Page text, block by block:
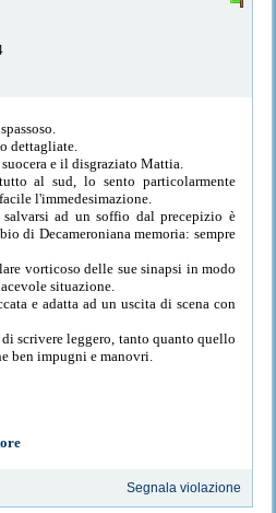
dettagliate.
e il disgraziato Mattia.
al sud, lo sento particolarmente
l'immedesimazione.
ad un soffio dal precepizio è
di Decameroniana memoria: sempre
vorticoso delle sue sinapsi in modo
situazione.
e adatta ad un uscita di scena con
scrivere leggero, tanto quanto quello
ben impugni e manovri.
Segnala violazione